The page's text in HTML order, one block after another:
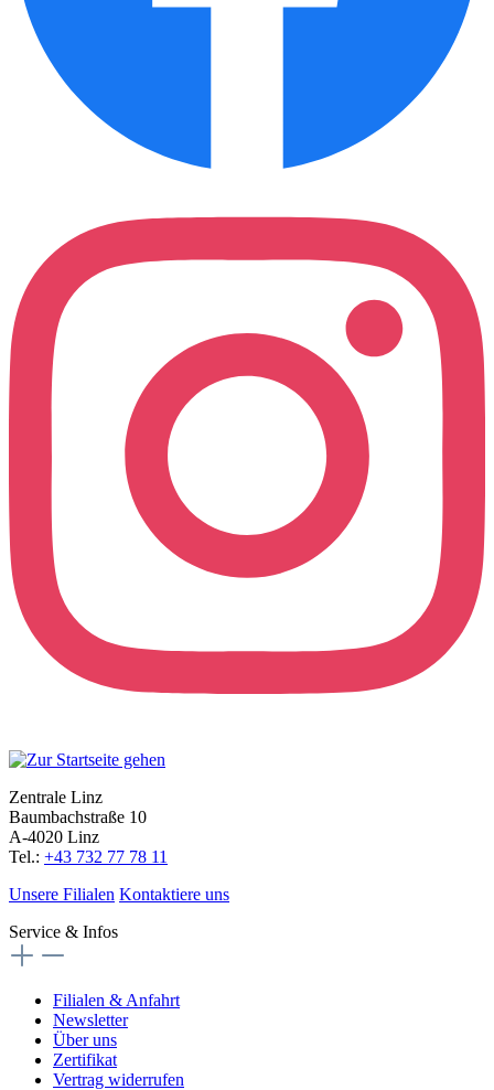
Zentrale Linz
Baumbachstraße 10
A-4020 Linz
Tel.: +43 732 77 78 11
Unsere Filialen Kontaktiere uns
Service & Infos
Filialen & Anfahrt
Newsletter
Über uns
Zertifikat
Vertrag widerrufen